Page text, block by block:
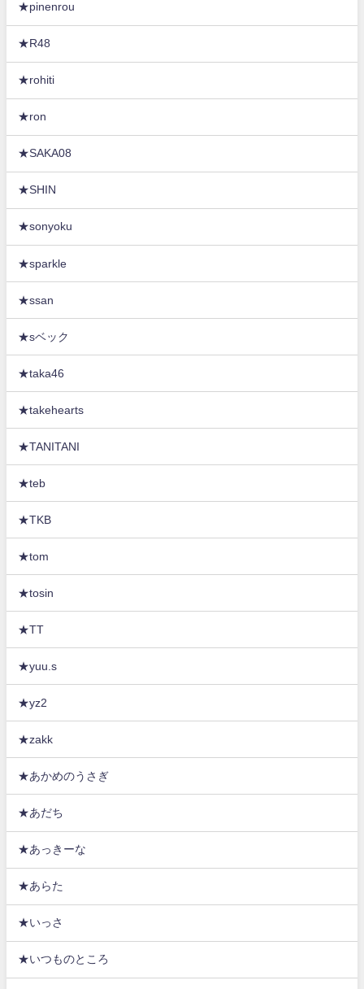
★pinenrou
★R48
★rohiti
★ron
★SAKA08
★SHIN
★sonyoku
★sparkle
★ssan
★sベック
★taka46
★takehearts
★TANITANI
★teb
★TKB
★tom
★tosin
★TT
★yuu.s
★yz2
★zakk
★あかめのうさぎ
★あだち
★あっきーな
★あらた
★いっさ
★いつものところ